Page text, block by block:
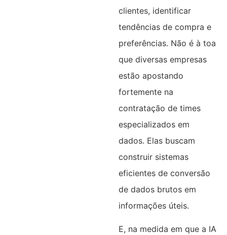
clientes, identificar
tendências de compra e
preferências. Não é à toa
que diversas empresas
estão apostando
fortemente na
contratação de times
especializados em
dados. Elas buscam
construir sistemas
eficientes de conversão
de dados brutos em
informações úteis.
E, na medida em que a IA